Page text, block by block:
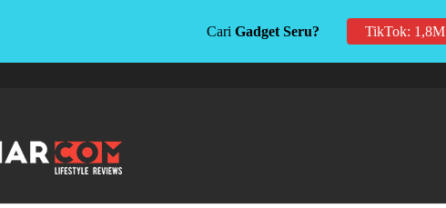
Cari Gadget Seru? TikTok: 1,8M